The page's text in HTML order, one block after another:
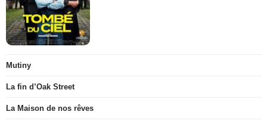
Mutiny
La fin d’Oak Street
La Maison de nos rêves